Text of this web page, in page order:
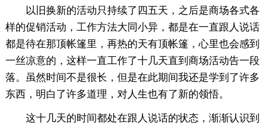
以旧换新的活动只持续了四五天，之后是商场各式各
样的促销活动，工作方法大同小异，都是在一直跟人说话
都是待在那顶帐篷里，再热的天有顶帐篷，心里也会感到
一丝凉意的，这样一直工作了十几天直到商场活动告一段
落。虽然时间不是很长，但是在此期间我还是学到了许多
东西，明白了许多道理，对人生也有了新的领悟。
这十几天的时间都处在跟人说话的状态，渐渐认识到